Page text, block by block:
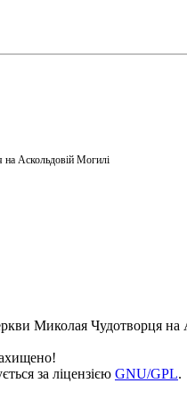
Аскольдовій Могилі
Миколая Чудотворця на
за ліцензією GNU/GPL.